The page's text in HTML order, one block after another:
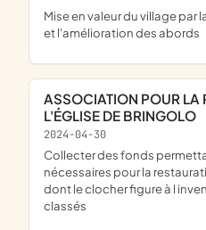
mise en valeur du village par la rénovation de la chapelle
et l'amélioration des abords
ASSOCIATION POUR LA RESTAURATION DE
L'ÉGLISE DE BRINGOLO
2024-04-30
collecter des fonds permettant de financer les travaux
nécessaires pour la
dont le clocher figure à l
classés